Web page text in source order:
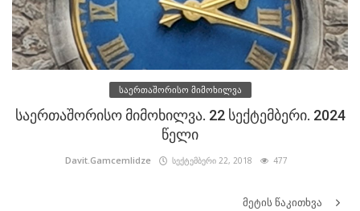
საერთაშორისო მიმოხილვა
საერთაშორისო მიმოხილვა. 22 სექტემბერი. 2024
წელი
Davit.Gamcemlidze სექტემბერი 22, 2018 477
მეტის წაკითხვა